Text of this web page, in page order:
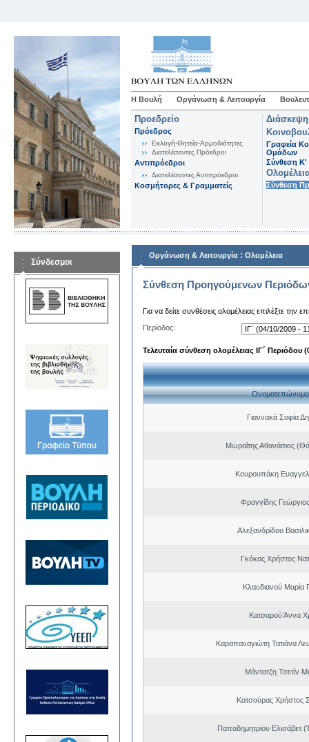
Η Βουλή Οργάνωση & Λειτουργία
Προεδρείο
Πρόεδρος
Εκλογή-Θητεία-Αρμοδιότητες
Διατελέσαντες Πρόεδροι
Αντιπρόεδροι
Διατελέσαντες Αντιπρόεδροι
Κοσμήτορες & Γραμματείς
Γραφεία
Ομάδων
Σύνθεση K'
Σύνθεση
Σύνδεσμοι
Οργάνωση & Λειτουργία : Ολομέλεια
Σύνθεση Προηγούμενων
Για να δείτε συνθέσεις ολομέλειας επιλέξτε την
Περίοδος:
Τελευταία σύνθεση ολομέλειας ΙΓ΄ Περιόδου
Ονοματεπώνυμο
Γιαννακά Σοφία
Μωραΐτης Αθανάσιος
Κουρουπάκη
Φραγγίδης
Αλεξανδρίδου
Γκόκας Χρήστος
Κλαυδιανού Μαρία
Κατσαρού Άννα
Καραπαναγιώτη Τατιάνα
Μάντατζη Τσετίν
Κατσούρας Χρήστος
Παπαδημητρίου Ελισάβετ